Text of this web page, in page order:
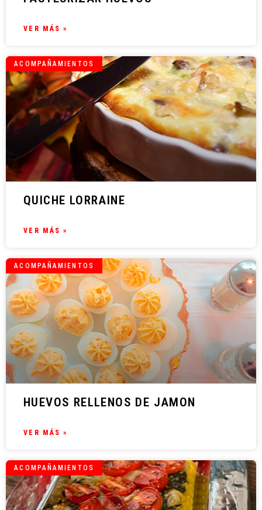
VER MÁS »
ACOMPAÑAMIENTOS
QUICHE LORRAINE
VER MÁS »
ACOMPAÑAMIENTOS
HUEVOS RELLENOS DE JAMON
VER MÁS »
ACOMPAÑAMIENTOS